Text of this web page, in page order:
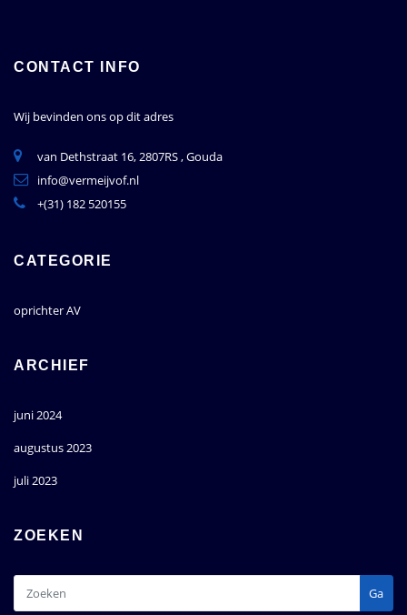
CONTACT INFO
Wij bevinden ons op dit adres
van Dethstraat 16, 2807RS , Gouda
info@vermeijvof.nl
+(31) 182 520155
CATEGORIE
oprichter AV
ARCHIEF
juni 2024
augustus 2023
juli 2023
ZOEKEN
Ga